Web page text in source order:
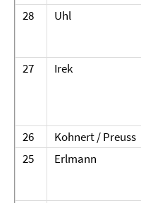
28
Uhl
27
Irek
26
Kohnert / Preuss
25
Erlmann